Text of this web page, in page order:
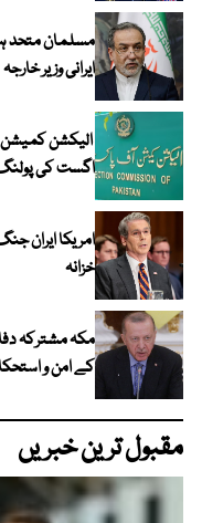
مسلمان متحد
ایرانی وزیر خارجہ
اگست کی
امریکا ایران
خزانہ
مکہ مشترکہ
کے امن و
مقبول ترین خبریں